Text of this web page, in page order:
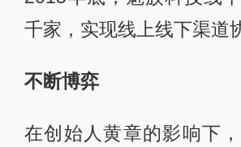
千家，实现线上线下渠道
不断博弈
在创始人黄章的影响下